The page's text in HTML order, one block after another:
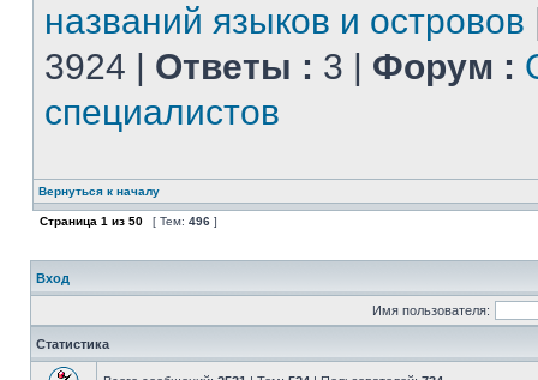
названий языков и островов
3924 | Ответы : 3 | Форум :
специалистов
Вернуться к началу
Страница 1 из 50 [ Тем: 496 ]
Вход
Имя пользователя:
Статистика